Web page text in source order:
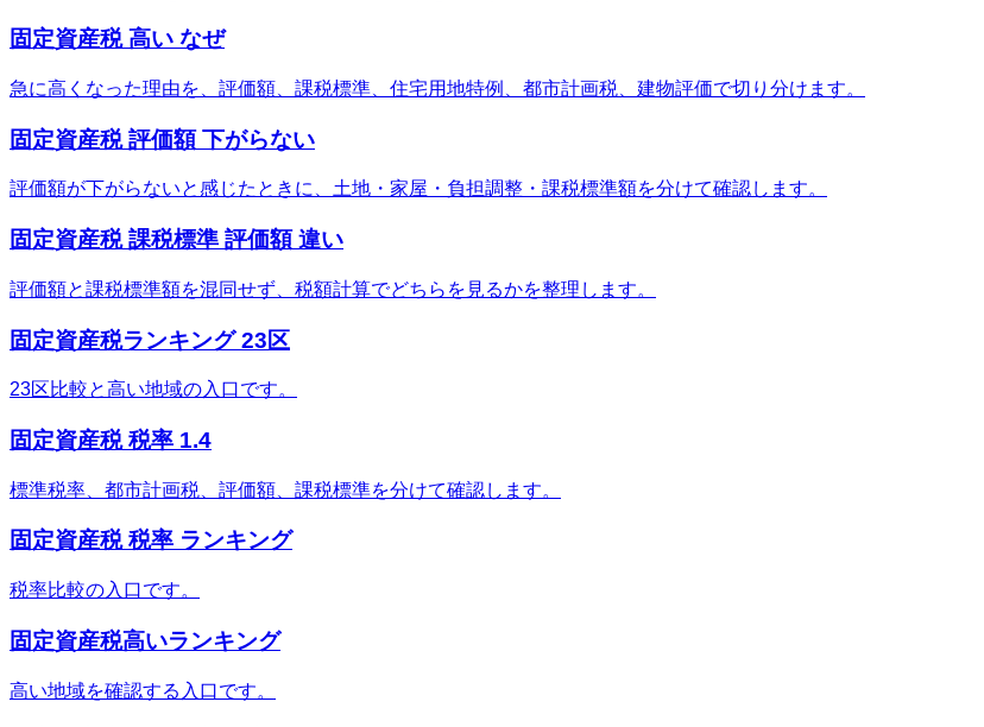
固定資産税 高い なぜ
急に高くなった理由を、評価額、課税標準、住宅用地特例、都市計画税、建物評価で切り分けます。
固定資産税 評価額 下がらない
評価額が下がらないと感じたときに、土地・家屋・負担調整・課税標準額を分けて確認します。
固定資産税 課税標準 評価額 違い
評価額と課税標準額を混同せず、税額計算でどちらを見るかを整理します。
固定資産税ランキング 23区
23区比較と高い地域の入口です。
固定資産税 税率 1.4
標準税率、都市計画税、評価額、課税標準を分けて確認します。
固定資産税 税率 ランキング
税率比較の入口です。
固定資産税高いランキング
高い地域を確認する入口です。